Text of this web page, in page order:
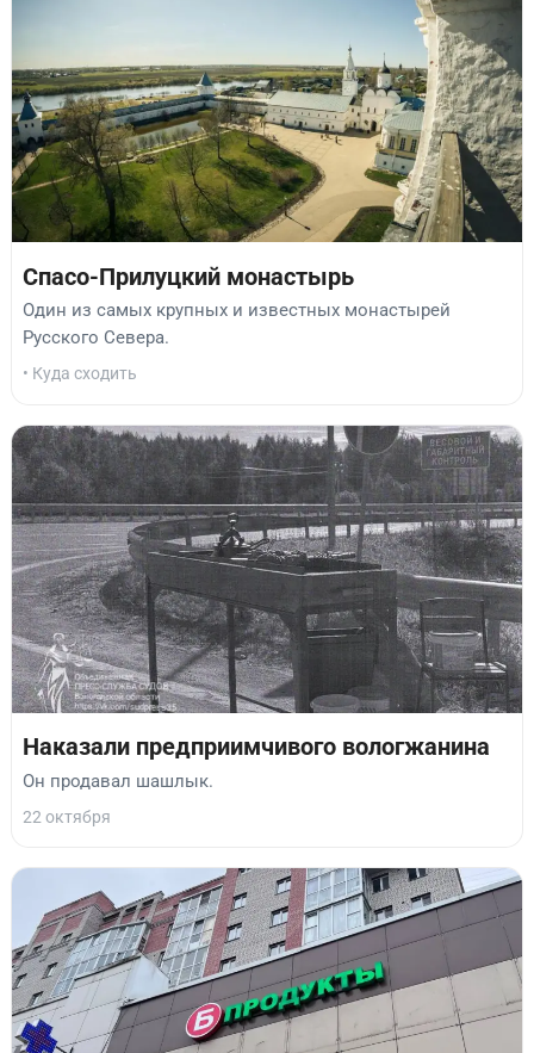
Спасо-Прилуцкий монастырь
Один из самых крупных и известных монастырей
Русского Севера.
• Куда сходить
Наказали предприимчивого вологжанина
Он продавал шашлык.
22 октября